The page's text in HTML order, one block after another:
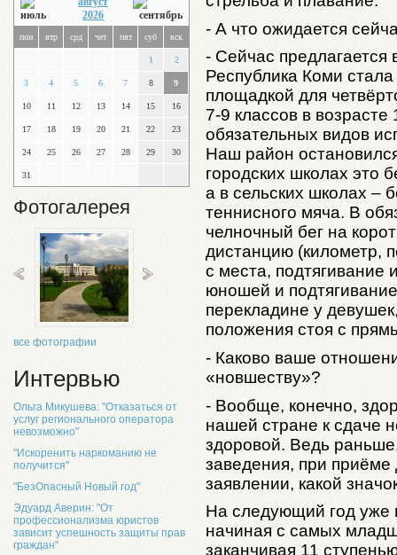
2026
пон втр срд чет пят суб вск
1 2
3 4 5 6 7 8 9
10 11 12 13 14 15 16
17 18 19 20 21 22 23
24 25 26 27 28 29 30
31
Фотогалерея
все фотографии
Интервью
Ольга Микушева: "Отказаться от
услуг регионального оператора
невозможно"
"Искоренить наркоманию не
получится"
"БезОпасный Новый год"
Эдуард Аверин: "От
профессионализма юристов
зависит успешность защиты прав
граждан"
- А что ожидается
- Сейчас предлагается
Республика Коми
площадкой для
7-9 классов в
обязательных видов
Наш район
городских школах это
а в сельских школах –
теннисного мяча. В
челночный бег на
дистанцию (километр,
с места, подтягивание
юношей и
перекладине у
положения стоя с
- Каково ваше
«новшеству»?
- Вообще, конечно,
нашей стране к сдаче
здоровой. Ведь
заведения, при приёме
заявлении, какой
На следующий год уже
начиная с самых
заканчивая 11